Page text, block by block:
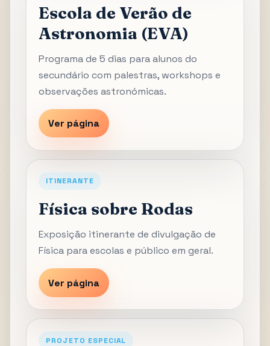
Escola de Verão de
Astronomia (EVA)
Programa de 5 dias para alunos do
secundário com palestras, workshops e
observações astronómicas.
Ver página
ITINERANTE
Física sobre Rodas
Exposição itinerante de divulgação de
Física para escolas e público em geral.
Ver página
PROJETO ESPECIAL